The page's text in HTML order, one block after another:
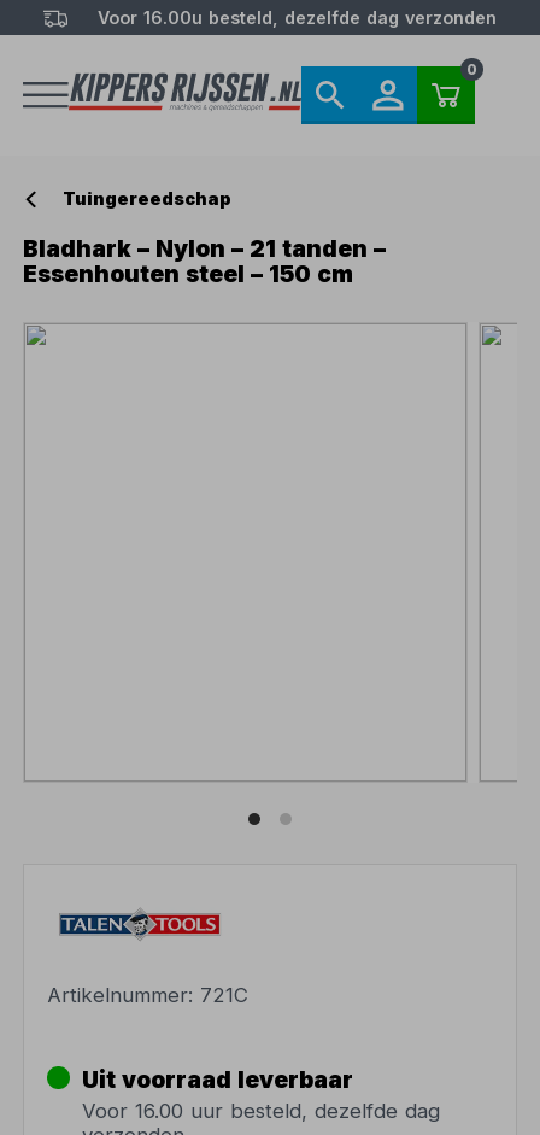
Voor 16.00u besteld, dezelfde dag verzonden
0
Tuingereedschap
Bladhark – Nylon – 21 tanden –
Essenhouten steel – 150 cm
Artikelnummer: 721C
Uit voorraad leverbaar
Voor 16.00 uur besteld, dezelfde dag